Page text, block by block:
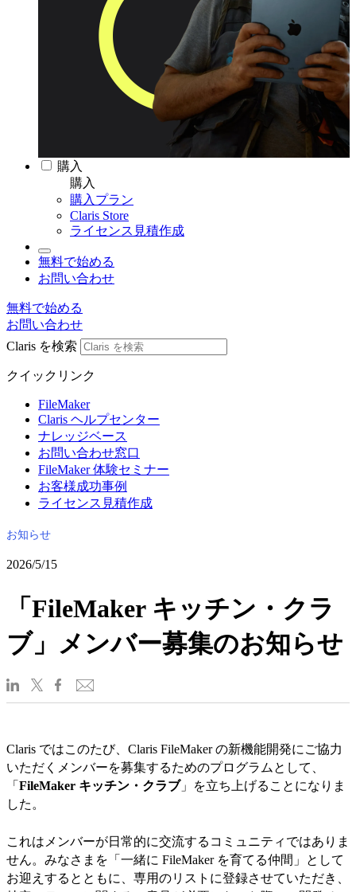
購入
購入
購入プラン
Claris Store
ライセンス見積作成
無料で始める
お問い合わせ
無料で始める
お問い合わせ
Claris を検索
クイックリンク
FileMaker
Claris ヘルプセンター
ナレッジベース
お問い合わせ窓口
FileMaker 体験セミナー
お客様成功事例
ライセンス見積作成
お知らせ
2026/5/15
「FileMaker キッチン・クラ
ブ」メンバー募集のお知らせ
Claris ではこのたび、Claris FileMaker の新機能開発にご協力
いただくメンバーを募集するためのプログラムとして、
「 FileMaker キッチン・クラブ」を立ち上げることになりま
した。
これはメンバーが日常的に交流するコミュニティではありま
せん。みなさまを「一緒に FileMaker を育てる仲間」として
お迎えするとともに、専用のリストに登録させていただき、